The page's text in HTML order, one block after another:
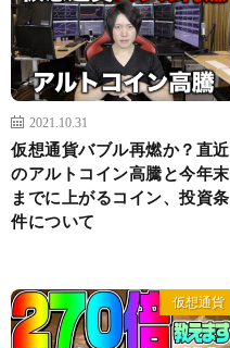
2021.10.31
仮想通貨バブル再燃か？直近
のアルトコイン高騰と今年末
までに上がるコイン、投資条
件について
仮想通貨